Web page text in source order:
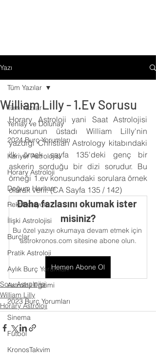
Yazı
Tüm Yazılar
Yeniay ve Dolunay
2024 Burç Yorumları
Kariyer Astrolojisi
Horary Astroloji
Doğum Haritası
Rektifikasyon
İlişki Astrolojisi
Burçlar
Pratik Astroloji
Aylık Burç Yorumları
Astroloji Eğitimi
2023 Burç Yorumları
Sinema
Futbol
KronosTakvim
Tüm Yazılar
William Lilly - 1.Ev Sorusu
Horary Astroloji yani Saat Astrolojisi
konusunun üstadı William Lilly'nin
yazdığı Christian Astrology kitabındaki
ilk örnek sayfa 135'deki genç bir
askerin sorduğu bir dizi sorudur. Bu
örneği 1.ev konusundaki sorulara örnek
olarak verir. (CA Sayfa 135 / 142)
Daha fazlasını okumak ister
misiniz?
Bu özel yazıyı okumaya devam etmek için
astrokronos.com sitesine abone olun.
Hemen Abone Ol
Soru Astrolojisi
William Lilly
Horary Astroloji